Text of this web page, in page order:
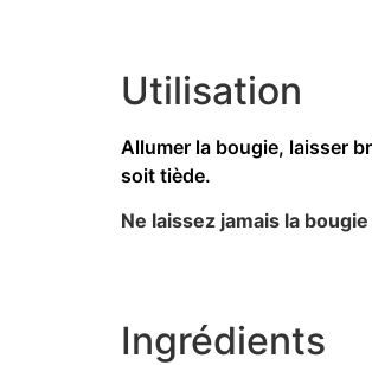
Utilisation
Allumer la bougie, laisser
soit tiède.
Ne laissez jamais la
Ingrédients